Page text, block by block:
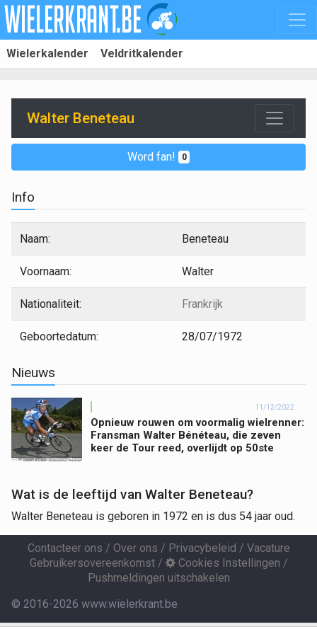
Wielerkalender Veldritkalender
Walter Beneteau
Word fan! 0
Info
Naam: Beneteau
Voornaam: Walter
Nationaliteit: Frankrijk
Geboortedatum: 28/07/1972
Nieuws
11/12/2022
Opnieuw rouwen om voormalig wielrenner:
Fransman Walter Bénéteau, die zeven
keer de Tour reed, overlijdt op 50ste
Wat is de leeftijd van Walter Beneteau?
Walter Beneteau is geboren in 1972 en is dus 54 jaar oud.
Contacteer ons / Over ons / Privacybeleid / Vacature
Gebruikersovereenkomst/ Cookies Instellingen /
Pushmeldingen uitschakelen
© 2016-2026 www.wielerkrant.be